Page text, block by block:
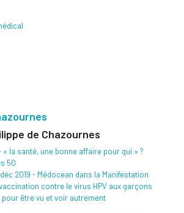
de Chazournes
la santé, une bonne affaire pour qui » ?
50
2019 - Médocean dans la Manifestation
contre le virus HPV aux garçons
pour être vu et voir autrement